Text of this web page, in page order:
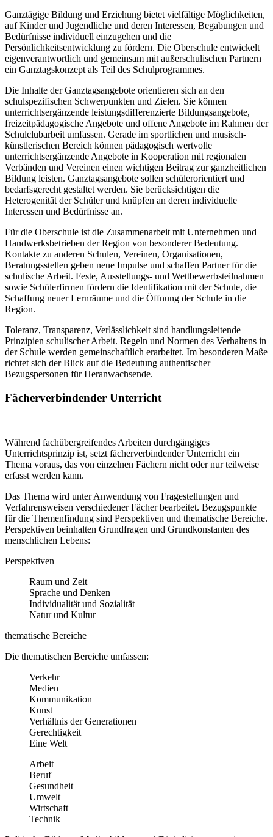
Ganztägige Bildung und Erziehung bietet vielfältige Möglichkeiten,
auf Kinder und Jugendliche und deren Interessen, Begabungen und
Bedürfnisse individuell einzugehen und die
Persönlichkeitsentwicklung zu fördern. Die Oberschule entwickelt
eigenverantwortlich und gemeinsam mit außerschulischen Partnern
ein Ganztagskonzept als Teil des Schulprogrammes.
Die Inhalte der Ganztagsangebote orientieren sich an den
schulspezifischen Schwerpunkten und Zielen. Sie können
unterrichtsergänzende leistungsdifferenzierte Bildungsangebote,
freizeitpädagogische Angebote und offene Angebote im Rahmen der
Schulclubarbeit umfassen. Gerade im sportlichen und musisch-
künstlerischen Bereich können pädagogisch wertvolle
unterrichtsergänzende Angebote in Kooperation mit regionalen
Verbänden und Vereinen einen wichtigen Beitrag zur ganzheitlichen
Bildung leisten. Ganztagsangebote sollen schülerorientiert und
bedarfsgerecht gestaltet werden. Sie berücksichtigen die
Heterogenität der Schüler und knüpfen an deren individuelle
Interessen und Bedürfnisse an.
Für die Oberschule ist die Zusammenarbeit mit Unternehmen und
Handwerksbetrieben der Region von besonderer Bedeutung.
Kontakte zu anderen Schulen, Vereinen, Organisationen,
Beratungsstellen geben neue Impulse und schaffen Partner für die
schulische Arbeit. Feste, Ausstellungs- und Wettbewerbsteilnahmen
sowie Schülerfirmen fördern die Identifikation mit der Schule, die
Schaffung neuer Lernräume und die Öffnung der Schule in die
Region.
Toleranz, Transparenz, Verlässlichkeit sind handlungsleitende
Prinzipien schulischer Arbeit. Regeln und Normen des Verhaltens in
der Schule werden gemeinschaftlich erarbeitet. Im besonderen Maße
richtet sich der Blick auf die Bedeutung authentischer
Bezugspersonen für Heranwachsende.
Fächerverbindender Unterricht
Während fachübergreifendes Arbeiten durchgängiges
Unterrichtsprinzip ist, setzt fächerverbindender Unterricht ein
Thema voraus, das von einzelnen Fächern nicht oder nur teilweise
erfasst werden kann.
Das Thema wird unter Anwendung von Fragestellungen und
Verfahrensweisen verschiedener Fächer bearbeitet. Bezugspunkte
für die Themenfindung sind Perspektiven und thematische Bereiche.
Perspektiven beinhalten Grundfragen und Grundkonstanten des
menschlichen Lebens:
Perspektiven
Raum und Zeit
Sprache und Denken
Individualität und Sozialität
Natur und Kultur
thematische Bereiche
Die thematischen Bereiche umfassen:
Verkehr
Medien
Kommunikation
Kunst
Verhältnis der Generationen
Gerechtigkeit
Eine Welt
Arbeit
Beruf
Gesundheit
Umwelt
Wirtschaft
Technik